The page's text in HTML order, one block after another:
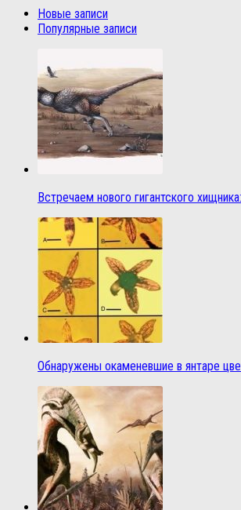
Новые записи
Популярные записи
Встречаем нового гигантского
Обнаружены окаменевшие в янтаре